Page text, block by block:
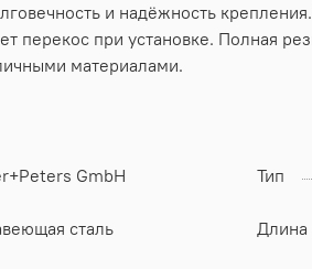
и надёжность
перекос при установке. Полная
материалами.
GmbH Тип
сталь Длина